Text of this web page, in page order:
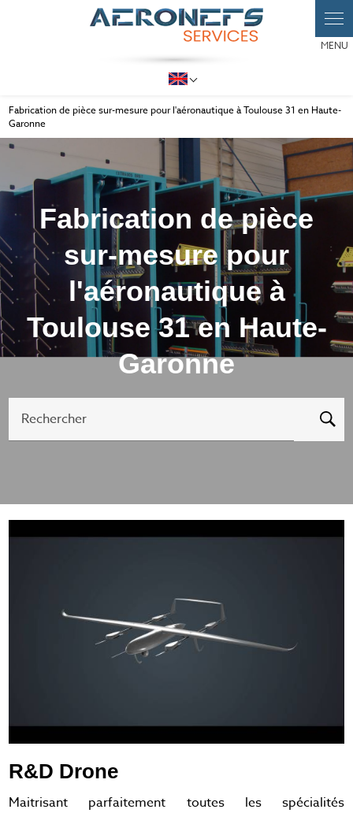
Select Language
Fabrication de pièce sur-mesure pour l'aéronautique à Toulouse 31 en Haute-
Garonne
Fabrication de pièce
sur-mesure pour
l'aéronautique à
Toulouse 31 en Haute-
Garonne
Rechercher
R&D Drone
Maitrisant parfaitement toutes les spécialités
Panneau de gestion des cookies